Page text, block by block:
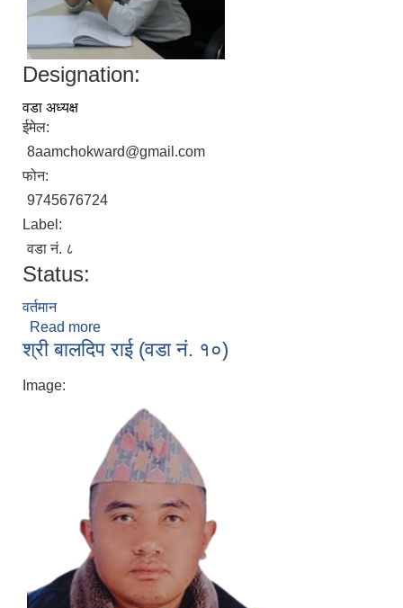
Designation:
वडा अध्यक्ष
ईमेल:
8aamchokward@gmail.com
फोन:
9745676724
Label:
वडा नं. ८
Status:
वर्तमान
Read more
श्री बालदिप राई (वडा नं. १०)
Image: